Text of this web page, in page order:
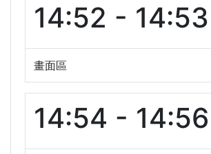
14:52 - 14:53
畫面區
14:54 - 14:56